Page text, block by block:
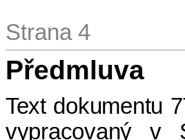
Strana 4
Předmluva
Text dokumentu
vypracovaný v